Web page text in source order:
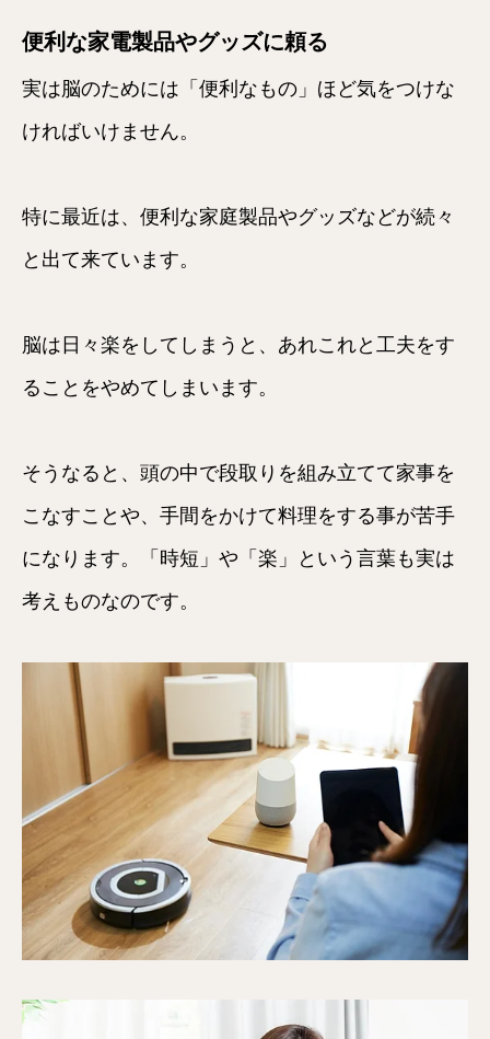
便利な家電製品やグッズに頼る
実は脳のためには「便利なもの」ほど気をつけな
ければいけません。
特に最近は、便利な家庭製品やグッズなどが続々
と出て来ています。
脳は日々楽をしてしまうと、あれこれと工夫をす
ることをやめてしまいます。
そうなると、頭の中で段取りを組み立てて家事を
こなすことや、手間をかけて料理をする事が苦手
になります。「時短」や「楽」という言葉も実は
考えものなのです。